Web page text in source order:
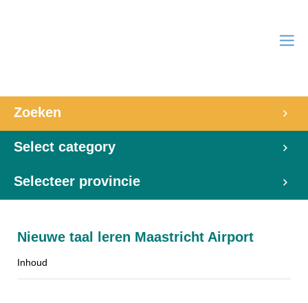
Zoeken
Select category
Selecteer provincie
Nieuwe taal leren Maastricht Airport
Inhoud